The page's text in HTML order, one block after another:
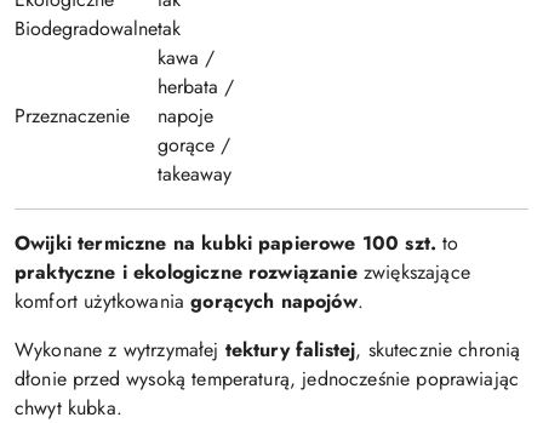
Biodegradowalnetak
Przeznaczenie
kawa /
herbata /
napoje
gorące /
takeaway
Owijki termiczne na kubki papierowe 100 szt. to
praktyczne i ekologiczne rozwiązaniezwiększające
komfort użytkowaniagorących napojów.
Wykonane z wytrzymałej tektury falistej, skutecznie chronią
dłonie przed wysoką temperaturą, jednocześnie poprawiając
chwyt kubka.